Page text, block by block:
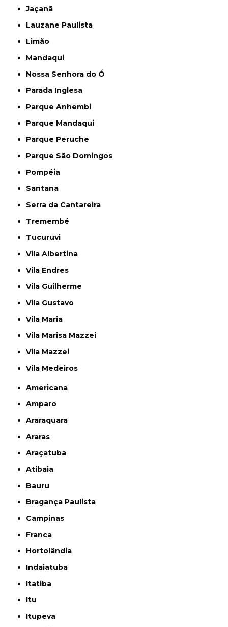
Jaçanã
Lauzane Paulista
Limão
Mandaqui
Nossa Senhora do Ó
Parada Inglesa
Parque Anhembi
Parque Mandaqui
Parque Peruche
Parque São Domingos
Pompéia
Santana
Serra da Cantareira
Tremembé
Tucuruvi
Vila Albertina
Vila Endres
Vila Guilherme
Vila Gustavo
Vila Maria
Vila Marisa Mazzei
Vila Mazzei
Vila Medeiros
Americana
Amparo
Araraquara
Araras
Araçatuba
Atibaia
Bauru
Bragança Paulista
Campinas
Franca
Hortolândia
Indaiatuba
Itatiba
Itu
Itupeva